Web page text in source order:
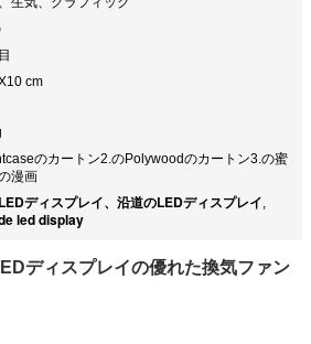
cm
のカートン2.のPolywoodのカートン3.の蜜
漫画
ディスプレイ、沿道のLEDディスプレイ,
led display
ディスプレイの優れた換気ファン